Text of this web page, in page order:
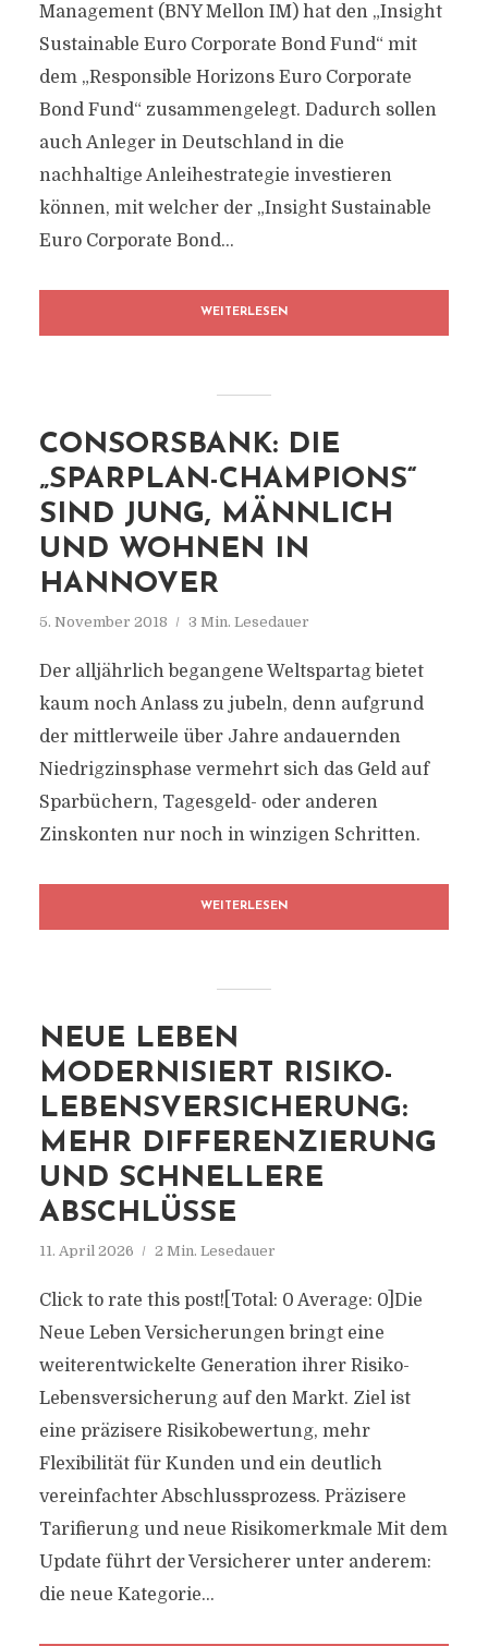
Management (BNY Mellon IM) hat den „Insight
Sustainable Euro Corporate Bond Fund“ mit
dem „Responsible Horizons Euro Corporate
Bond Fund“ zusammengelegt. Dadurch sollen
auch Anleger in Deutschland in die
nachhaltige Anleihestrategie investieren
können, mit welcher der „Insight Sustainable
Euro Corporate Bond...
WEITERLESEN
CONSORSBANK: DIE
„SPARPLAN-CHAMPIONS“
SIND JUNG, MÄNNLICH
UND WOHNEN IN
HANNOVER
5. November 2018 3 Min. Lesedauer
Der alljährlich begangene Weltspartag bietet
kaum noch Anlass zu jubeln, denn aufgrund
der mittlerweile über Jahre andauernden
Niedrigzinsphase vermehrt sich das Geld auf
Sparbüchern, Tagesgeld- oder anderen
Zinskonten nur noch in winzigen Schritten.
WEITERLESEN
NEUE LEBEN
MODERNISIERT RISIKO-
LEBENSVERSICHERUNG:
MEHR DIFFERENZIERUNG
UND SCHNELLERE
ABSCHLÜSSE
11. April 2026 2 Min. Lesedauer
Click to rate this post![Total: 0 Average: 0]Die
Neue Leben Versicherungen bringt eine
weiterentwickelte Generation ihrer Risiko-
Lebensversicherung auf den Markt. Ziel ist
eine präzisere Risikobewertung, mehr
Flexibilität für Kunden und ein deutlich
vereinfachter Abschlussprozess. Präzisere
Tarifierung und neue Risikomerkmale Mit dem
Update führt der Versicherer unter anderem:
die neue Kategorie...